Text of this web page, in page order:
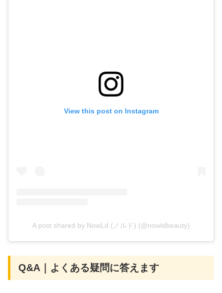
View this post on Instagram
A post shared by NowLd (ノルド) (@nowldbeauty)
Q&A｜よくある疑問に答えます